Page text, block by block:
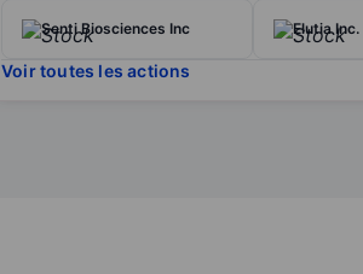
Senti Biosciences Inc Elutia Inc.
Voir toutes les actions